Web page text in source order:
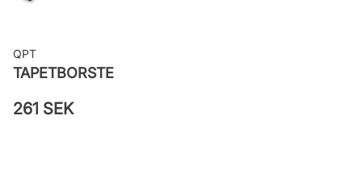
QPT
TAPETBORSTE
261 SEK